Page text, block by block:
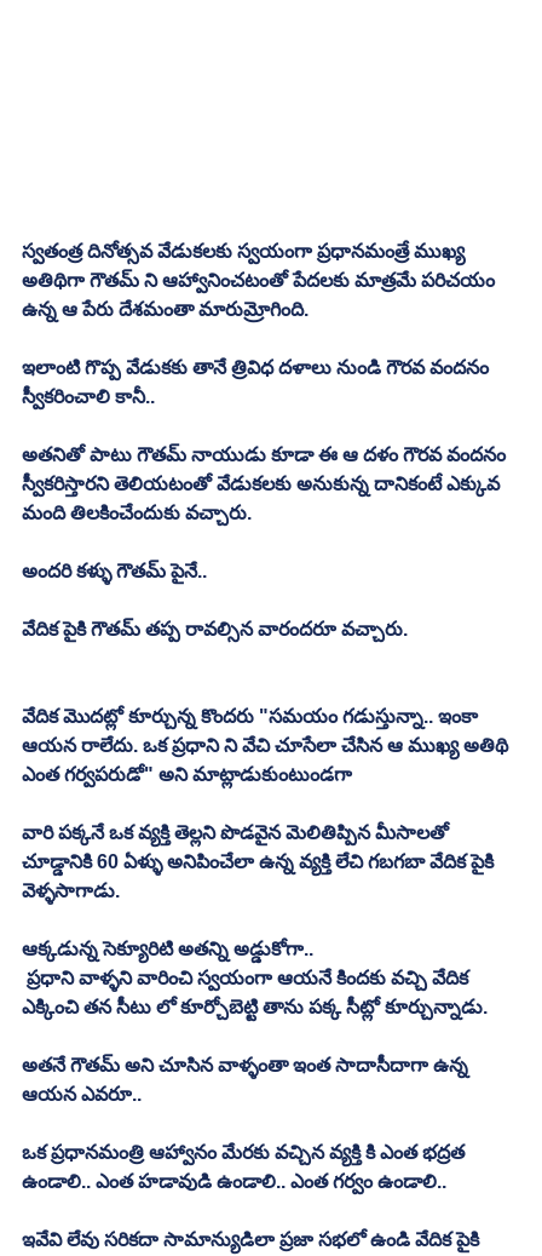
స్వతంత్ర దినోత్సవ వేడుకలకు స్వయంగా ప్రధానమంత్రే ముఖ్య
అతిథిగా గౌతమ్ ని ఆహ్వానించటంతో పేదలకు మాత్రమే పరిచయం
ఉన్న ఆ పేరు దేశమంతా మారుమ్రోగింది.
ఇలాంటి గొప్ప వేడుకకు తానే త్రివిధ దళాలు నుండి గౌరవ వందనం
స్వీకరించాలి కానీ..
అతనితో పాటు గౌతమ్ నాయుడు కూడా ఈ ఆ దళం గౌరవ వందనం
స్వీకరిస్తారని తెలియటంతో వేడుకలకు అనుకున్న దానికంటే ఎక్కువ
మంది తిలకించేందుకు వచ్చారు.
అందరి కళ్ళు గౌతమ్ పైనే..
వేదిక పైకి గౌతమ్ తప్ప రావల్సిన వారందరూ వచ్చారు.
వేదిక మొదట్లో కూర్చున్న కొందరు "సమయం గడుస్తున్నా.. ఇంకా
ఆయన రాలేదు. ఒక ప్రధాని ని వేచి చూసేలా చేసిన ఆ ముఖ్య అతిథి
ఎంత గర్వపరుడో" అని మాట్లాడుకుంటుండగా
వారి పక్కనే ఒక వ్యక్తి తెల్లని పొడవైన మెలితిప్పిన మీసాలతో
చూడ్డానికి 60 ఏళ్ళు అనిపించేలా ఉన్న వ్యక్తి లేచి గబగబా వేదిక పైకి
వెళ్ళసాగాడు.
ఆక్కడున్న సెక్యూరిటి అతన్ని అడ్డుకోగా..
ఎక్కించి తన సీటు లో కూర్చోబెట్టి తాను పక్క సీట్లో కూర్చున్నాడు.
అతనే గౌతమ్ అని చూసిన వాళ్ళంతా ఇంత సాదాసీదాగా ఉన్న
ఆయన ఎవరూ..
ఒక ప్రధానమంత్రి ఆహ్వానం మేరకు వచ్చిన వ్యక్తి కి ఎంత భద్రత
ఉండాలి.. ఎంత హడావుడి ఉండాలి.. ఎంత గర్వం ఉండాలి..
ఇవేవి లేవు సరికదా సామాన్యుడిలా ప్రజా సభలో ఉండి వేదిక పైకి